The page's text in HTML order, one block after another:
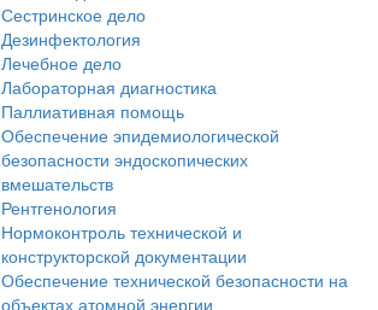
Сестринское дело
Дезинфектология
Лечебное дело
Лабораторная диагностика
Паллиативная помощь
Обеспечение эпидемиологической
безопасности эндоскопических
вмешательств
Рентгенология
Нормоконтроль технической и
конструкторской документации
Обеспечение технической безопасности на
объектах атомной энергии